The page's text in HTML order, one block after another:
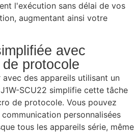
l'exécution sans délai de vos
augmentant ainsi votre
avec
protocole
des appareils utilisant un
SCU22 simplifie cette tâche
de protocole. Vous pouvez
personnalisées
tous les appareils série, même